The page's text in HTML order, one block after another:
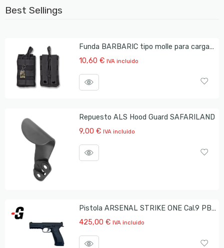
Best Sellings
Funda BARBARIC tipo molle para cargador AR-15
10,60 € IVA incluido
Repuesto ALS Hood Guard SAFARILAND
9,00 € IVA incluido
Pistola ARSENAL STRIKE ONE Cal.9 PB Ocasión
425,00 € IVA incluido